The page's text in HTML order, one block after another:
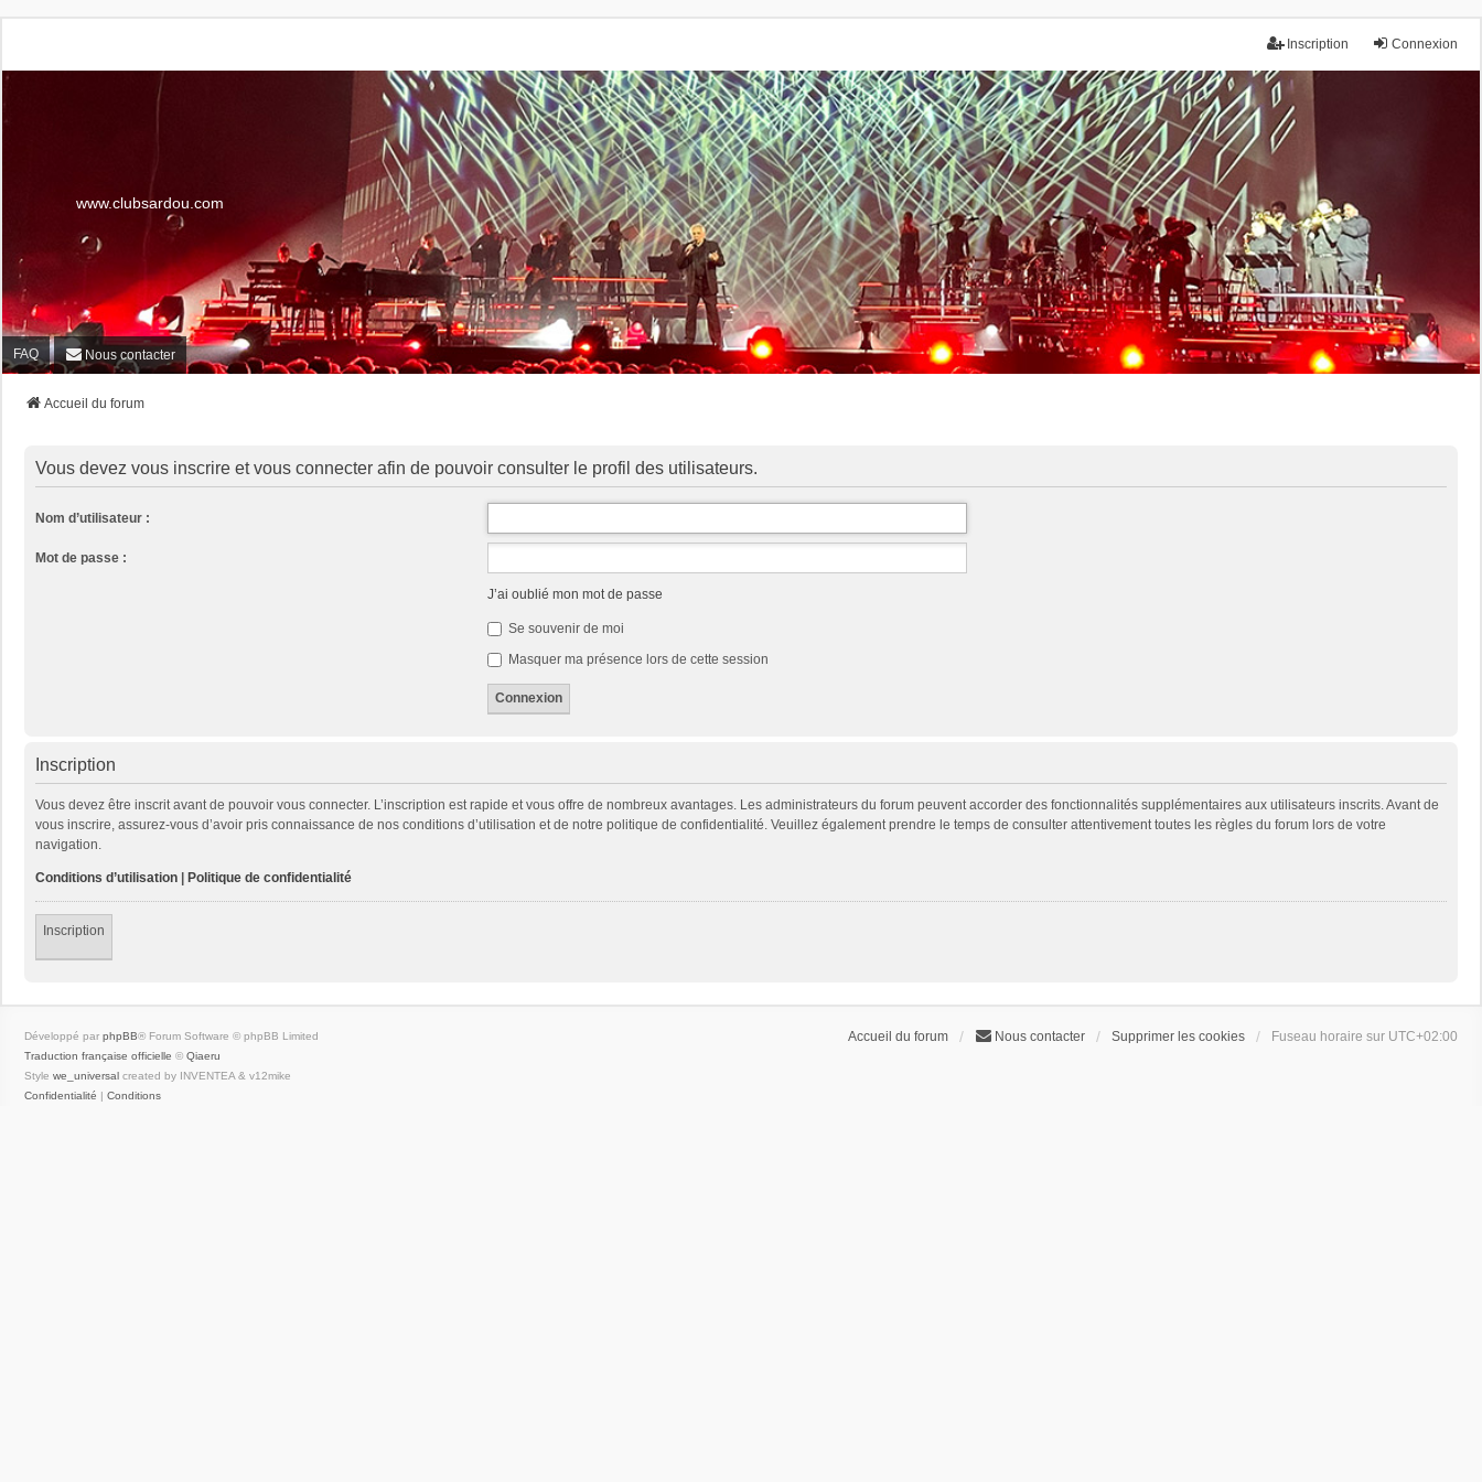
Connexion
Inscription
www.clubsardou.com
FAQ Nous contacter
Accueil du forum
Vous devez vous inscrire et vous connecter afin de pouvoir consulter le profil des utilisateurs.
Nom d’utilisateur :
Mot de passe :
J’ai oublié mon mot de passe
Se souvenir de moi
Masquer ma présence lors de cette session
Inscription
Vous devez être inscrit avant de pouvoir vous connecter. L’inscription est rapide et vous offre de nombreux avantages. Les administrateurs du forum peuvent accorder des fonctionnalités supplémentaires aux utilisateurs inscrits. Avant de
vous inscrire, assurez-vous d’avoir pris connaissance de nos conditions d’utilisation et de notre politique de confidentialité. Veuillez également prendre le temps de consulter attentivement toutes les règles du forum lors de votre
navigation.
Conditions d’utilisation | Politique de confidentialité
Inscription
Accueil du forum Nous contacter Supprimer les cookies Fuseau horaire sur UTC+02:00
Développé par phpBB® Forum Software © phpBB Limited
Traduction française officielle © Qiaeru
Style we_universal created by INVENTEA & v12mike
Confidentialité | Conditions